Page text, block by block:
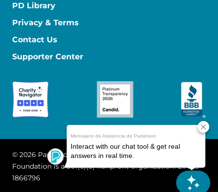
PD Library
Privacy & Terms
Contact Us
Supporter Center
© 2026 Parkinson's Foundation
The Parkinson's
Foundation is a 501(c)(3) nonprofit organization. EIN: 13-
1866796